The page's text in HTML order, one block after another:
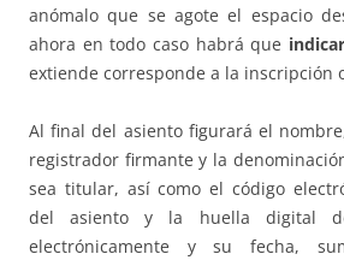
anómalo que se agote el espacio
ahora en todo caso habrá que indicar
extiende corresponde a la inscripción
Al final del asiento figurará el
registrador firmante y la
sea titular, así como el código
del asiento y la huella digital
electrónicamente y su fecha,